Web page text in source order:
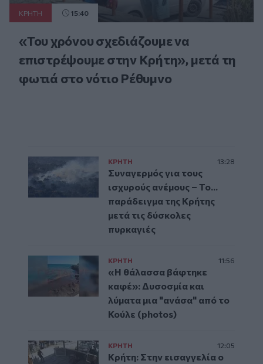
ΚΡΗΤΗ 15:40
«Του χρόνου σχεδιάζουμε να
επιστρέψουμε στην Κρήτη», μετά τη
φωτιά στο νότιο Ρέθυμνο
ΚΡΗΤΗ 13:28
Συναγερμός για τους
ισχυρούς ανέμους – Το...
παράδειγμα της Κρήτης
μετά τις δύσκολες
πυρκαγιές
ΚΡΗΤΗ 11:56
«Η θάλασσα βάφτηκε
καφέ»: Δυσοσμία και
λύματα μια "ανάσα" από το
Κούλε (photos)
ΚΡΗΤΗ 12:05
Κρήτη: Στην εισαγγελία ο